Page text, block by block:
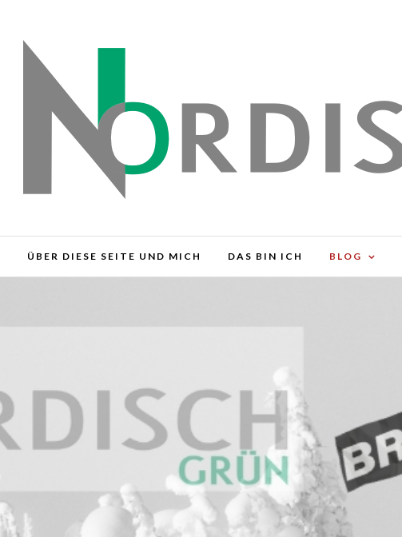
ÜBER DIESE SEITE UND MICH DAS BIN ICH BLOG